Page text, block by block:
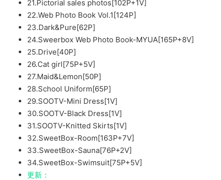
21.Pictorial sales photos[102P+1V]
22.Web Photo Book Vol.1[124P]
23.Dark&Pure[62P]
24.Sweerbox Web Photo Book-MYUA[165P+8V]
25.Drive[40P]
26.Cat girl[75P+5V]
27.Maid&Lemon[50P]
28.School Uniform[65P]
29.SOOTV-Mini Dress[1V]
30.SOOTV-Black Dress[1V]
31.SOOTV-Knitted Skirts[1V]
32.SweetBox-Room[163P+7V]
33.SweetBox-Sauna[76P+2V]
34.SweetBox-Swimsuit[75P+5V]
更新：